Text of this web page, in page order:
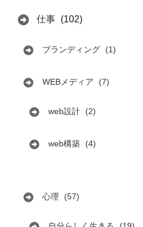
仕事 (102)
ブランディング (1)
WEBメディア (7)
web設計 (2)
web構築 (4)
心理 (57)